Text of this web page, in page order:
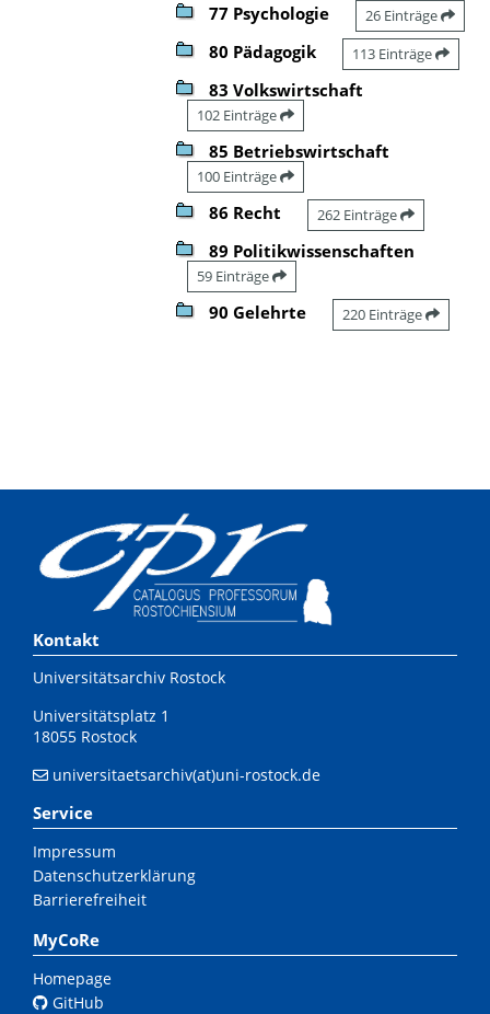
77 Psychologie 26 Einträge
80 Pädagogik 113 Einträge
83 Volkswirtschaft
102 Einträge
85 Betriebswirtschaft
100 Einträge
86 Recht 262 Einträge
89 Politikwissenschaften
59 Einträge
90 Gelehrte 220 Einträge
Kontakt
Universitätsarchiv Rostock
Universitätsplatz 1
18055 Rostock
universitaetsarchiv(at)uni-rostock.de
Service
Impressum
Datenschutzerklärung
Barrierefreiheit
MyCoRe
Homepage
GitHub